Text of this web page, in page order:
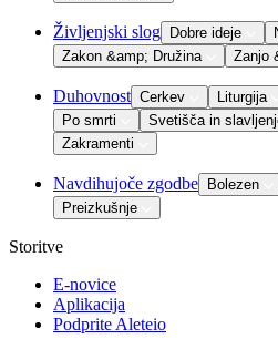
Življenjski slog Dobre ideje
Zakon &amp; Družina
Zanjo
Duhovnost Cerkev Liturgija
Po smrti
Svetišča in
Zakramenti
Navdihujoče zgodbe Bolezen
Preizkušnje
Storitve
E-novice
Aplikacija
Podprite Aleteio